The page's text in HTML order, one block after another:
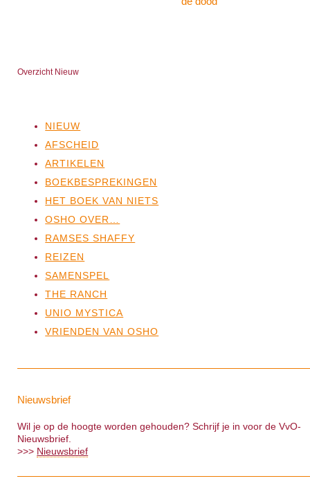
Overzicht Nieuw
NIEUW
AFSCHEID
ARTIKELEN
BOEKBESPREKINGEN
HET BOEK VAN NIETS
OSHO OVER…
RAMSES SHAFFY
REIZEN
SAMENSPEL
THE RANCH
UNIO MYSTICA
VRIENDEN VAN OSHO
Nieuwsbrief
Wil je op de hoogte worden gehouden? Schrijf je in voor de VvO-
Nieuwsbrief.
>>> Nieuwsbrief